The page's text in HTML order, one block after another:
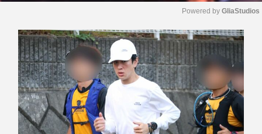
M
e
Powered by GliaStudios